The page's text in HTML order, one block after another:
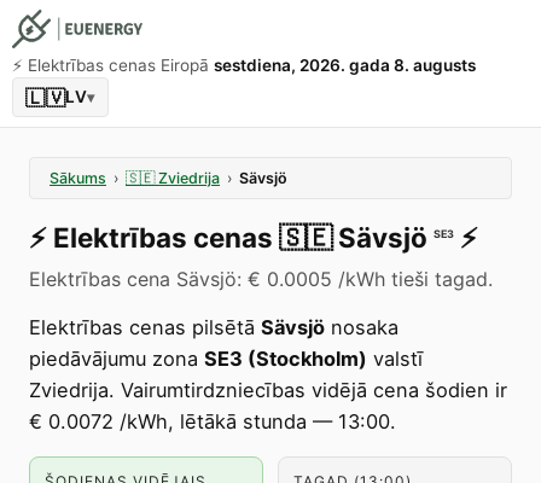
⚡️ Elektrības cenas Eiropā sestdiena, 2026. gada 8. augusts
🇱🇻LV▾
Sākums › 🇸🇪 Zviedrija › Sävsjö
⚡️ Elektrības cenas 🇸🇪 Sävsjö SE3 ⚡️
Elektrības cena Sävsjö: € 0.0005 /kWh tieši tagad.
Elektrības cenas pilsētā Sävsjö nosaka
piedāvājumu zona SE3 (Stockholm) valstī
Zviedrija. Vairumtirdzniecības vidējā cena šodien ir
€ 0.0072 /kWh, lētākā stunda — 13:00.